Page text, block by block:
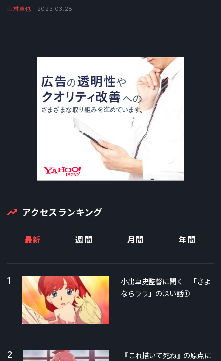
山村卓也 2023.03.28
アクセスランキング
最新 週間 月間 年間
1
小出卓史監督に聞く 「さよ
ならララ」の深い話①
2
『これ描いて死ね』の原点に